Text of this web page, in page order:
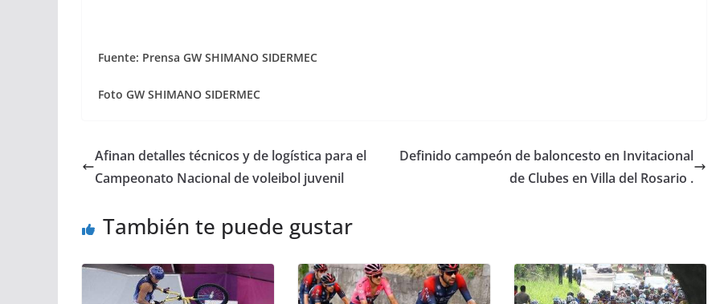
Fuente: Prensa GW SHIMANO SIDERMEC
Foto GW SHIMANO SIDERMEC
Afinan detalles técnicos y de logística para el
Campeonato Nacional de voleibol juvenil
Definido campeón de baloncesto en Invitacional
de Clubes en Villa del Rosario .
También te puede gustar